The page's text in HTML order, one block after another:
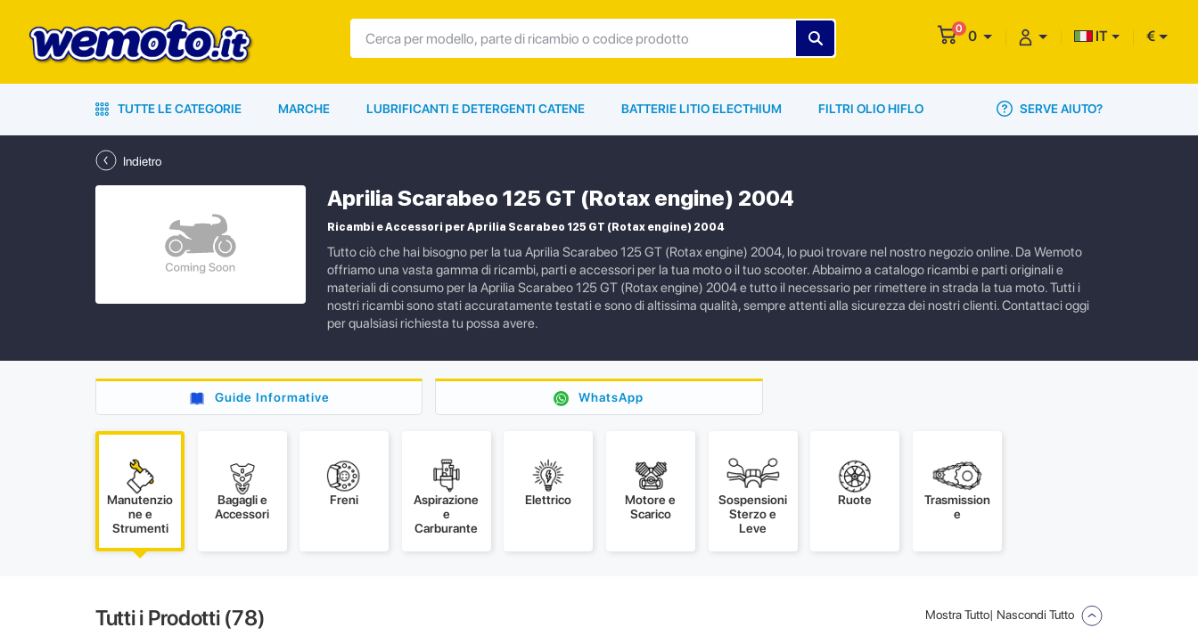
0 0 IT €
TUTTE LE CATEGORIE MARCHE LUBRIFICANTI E DETERGENTI CATENE BATTERIE LITIO ELECTHIUM FILTRI OLIO HIFLO SERVE AIUTO?
Indietro
Aprilia Scarabeo 125 GT (Rotax engine) 2004
Ricambi e Accessori per Aprilia Scarabeo 125 GT (Rotax engine) 2004
Tutto ciò che hai bisogno per la tua Aprilia Scarabeo 125 GT (Rotax engine) 2004, lo puoi trovare nel nostro negozio online. Da Wemoto
offriamo una vasta gamma di ricambi, parti e accessori per la tua moto o il tuo scooter. Abbaimo a catalogo ricambi e parti originali e
materiali di consumo per la Aprilia Scarabeo 125 GT (Rotax engine) 2004 e tutto il necessario per rimettere in strada la tua moto. Tutti i
nostri ricambi sono stati accuratamente testati e sono di altissima qualità, sempre attenti alla sicurezza dei nostri clienti. Contattaci oggi
per qualsiasi richiesta tu possa avere.
Guide Informative WhatsApp
Manutenzio
ne e
Strumenti
Bagagli e
Accessori
Freni
Aspirazione
e
Carburante
Elettrico
Motore e
Scarico
Sospensioni
Sterzo e
Leve
Ruote
Trasmission
e
Tutti i Prodotti (78) Mostra Tutto| Nascondi Tutto